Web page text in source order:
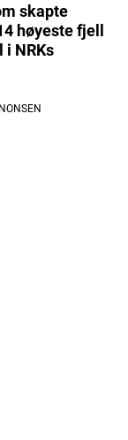
skapte
høyeste fjell
i NRKs